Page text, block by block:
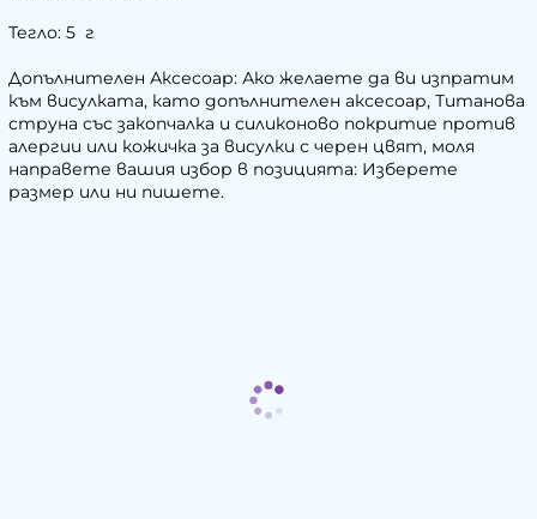
Тегло: 5 г
Допълнителен Аксесоар: Ако желаете да ви изпратим
към висулката, като допълнителен аксесоар, Титанова
струна със закопчалка и силиконово покритие против
алергии или кожичка за висулки с черен цвят, моля
направете вашия избор в позицията: Изберете
размер или ни пишете.